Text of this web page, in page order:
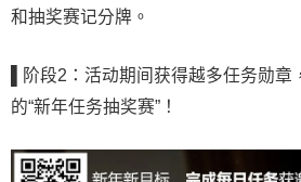
和抽奖赛记分牌。
阶段2：活动期间获得越多任务勋章
的“新年任务抽奖赛”！